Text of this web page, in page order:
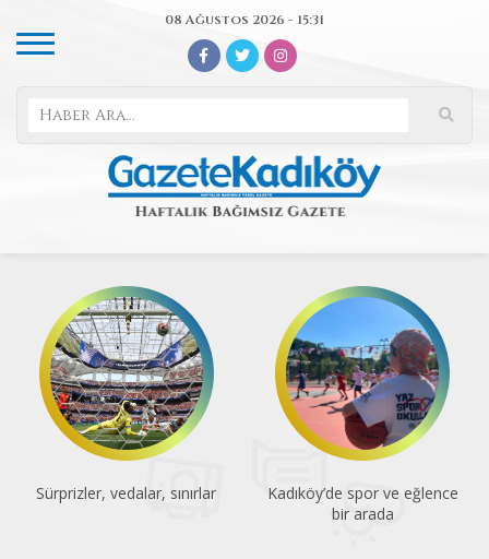
08 Ağustos 2026 - 15:31
Sürprizler, vedalar, sınırlar
Kadıköy’de spor ve eğlence
bir arada